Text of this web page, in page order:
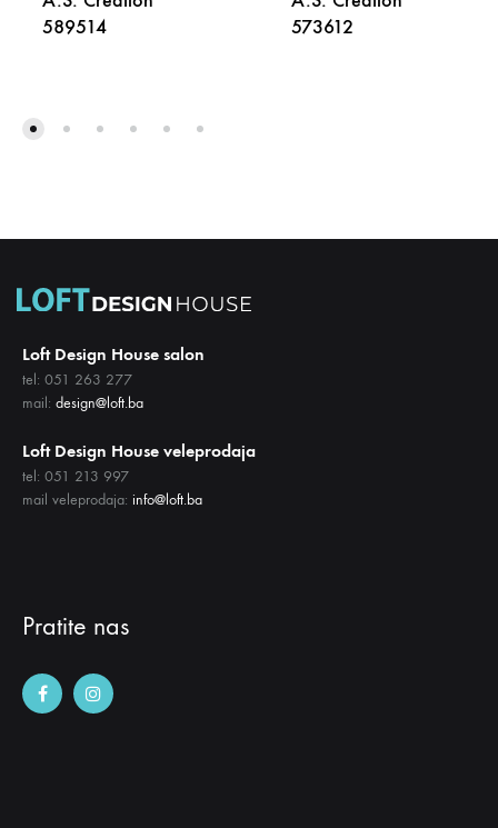
589514
573612
Loft Design House salon
tel: 051 263 277
mail: design@loft.ba
Loft Design House veleprodaja
tel: 051 213 997
mail veleprodaja: info@loft.ba
Pratite nas